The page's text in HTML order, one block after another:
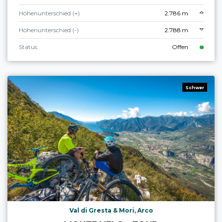
Höhenunterschied (+) 2.786 m
Höhenunterschied (-) 2.788 m
Status Offen
Schwer
Val di Gresta & Mori, Arco